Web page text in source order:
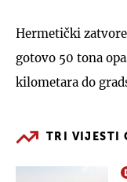
Hermetički
gotovo 50 tona
kilometara do
TRI VIJESTI